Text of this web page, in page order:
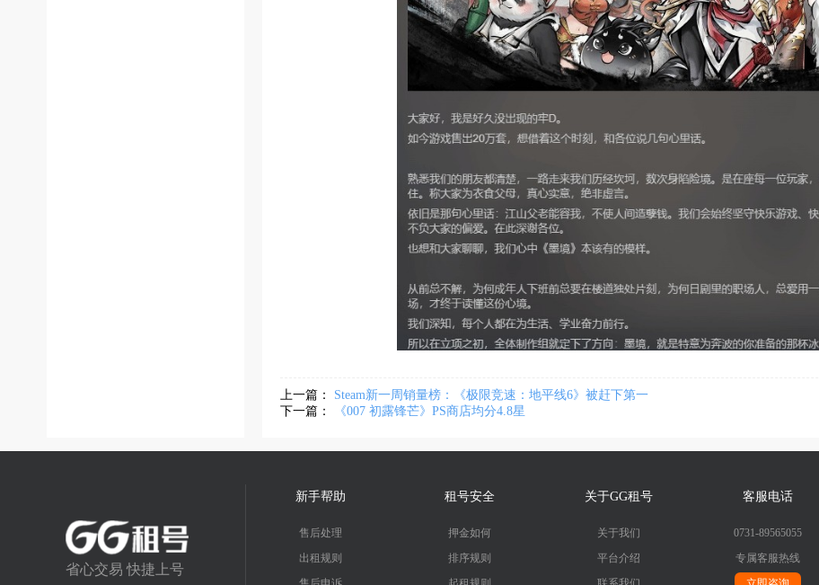
上一篇：
Steam新一周销量榜：《极限竞速：地平线6》被赶下第一
下一篇：
《007 初露锋芒》PS商店均分4.8星
省心交易 快捷上号
新手帮助
售后处理
出租规则
租号安全
押金如何
排序规则
关于GG租号
关于我们
平台介绍
客服电话
0731-89565055
专属客服热线